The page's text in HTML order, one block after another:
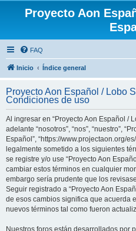
Proyecto Aon
FAQ
Inicio Índice general
Proyecto Aon Español / Lobo
Condiciones de uso
Al ingresar en “Proyecto Aon Español /
adelante “nosotros”, “nos”, “nuestro”,
Español”, “https://www.projectaon.org/
legalmente sometido a los siguientes
se registre y/o use “Proyecto Aon
cambiar estos términos en cualquier
embargo sería prudente que los
Seguir registrado a “Proyecto Aon
de esos cambios significa que acuerda
nuevos términos tal como fueron
Nuestros foros están desarrollados por